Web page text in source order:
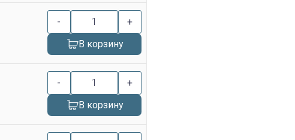
-
+
В корзину
-
+
В корзину